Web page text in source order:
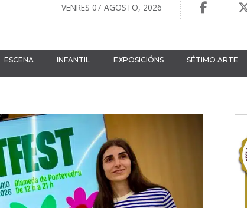
VENRES 07 AGOSTO, 2026
ESCENA INFANTIL EXPOSICIÓNS SÉTIMO ARTE